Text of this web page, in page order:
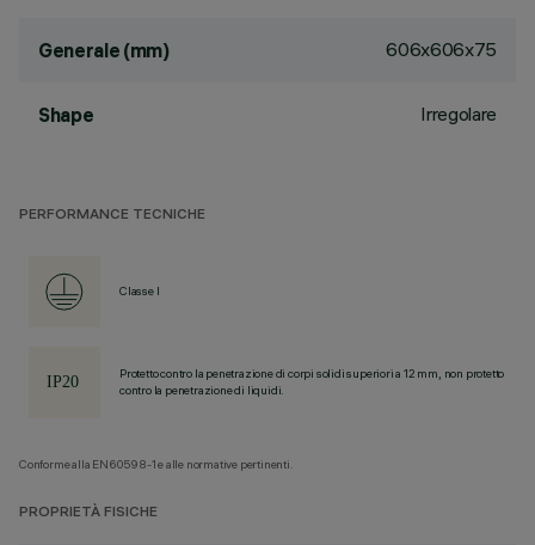
Generale (mm) 606x606x75
Shape Irregolare
PERFORMANCE TECNICHE
Classe I
Protetto contro la penetrazione di corpi solidi superiori a 12 mm, non protetto
contro la penetrazione di liquidi.
Conforme alla EN60598-1 e alle normative pertinenti.
PROPRIETÀ FISICHE